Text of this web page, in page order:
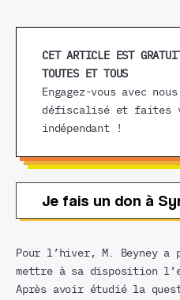
CET ARTICLE EST
TOUTES ET TOUS
Engagez-vous avec
défiscalisé et faites
indépendant !
Je fais un don à
Pour l’hiver, M. Beyney a
mettre à sa disposition
Après avoir étudié la